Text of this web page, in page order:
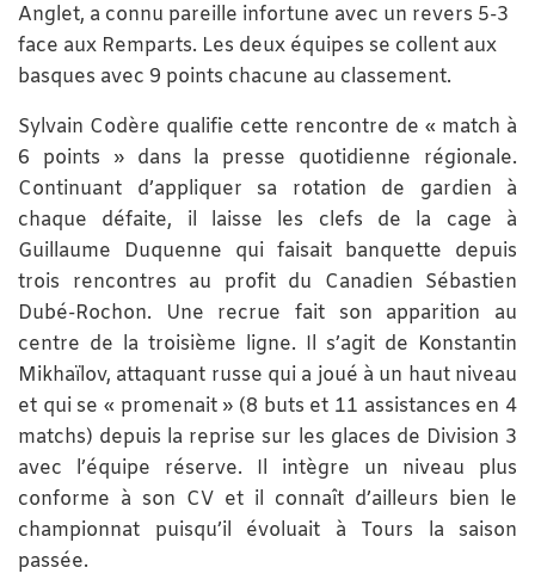
Anglet, a connu pareille infortune avec un revers 5-3
face aux Remparts. Les deux équipes se collent aux
basques avec 9 points chacune au classement.
Sylvain Codère qualifie cette rencontre de « match à
6 points » dans la presse quotidienne régionale.
Continuant d’appliquer sa rotation de gardien à
chaque défaite, il laisse les clefs de la cage à
Guillaume Duquenne qui faisait banquette depuis
trois rencontres au profit du Canadien Sébastien
Dubé-Rochon. Une recrue fait son apparition au
centre de la troisième ligne. Il s’agit de Konstantin
Mikhaïlov, attaquant russe qui a joué à un haut niveau
et qui se « promenait » (8 buts et 11 assistances en 4
matchs) depuis la reprise sur les glaces de Division 3
avec l’équipe réserve. Il intègre un niveau plus
conforme à son CV et il connaît d’ailleurs bien le
championnat puisqu’il évoluait à Tours la saison
passée.